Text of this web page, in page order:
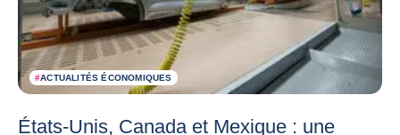
#ACTUALITÉS ÉCONOMIQUES
États-Unis, Canada et Mexique : une